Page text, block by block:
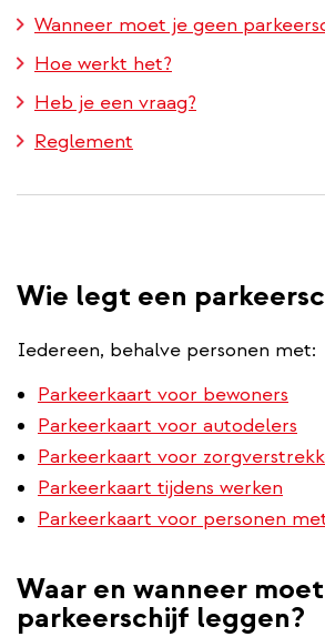
Wanneer moet je geen
Hoe werkt het?
Heb je een vraag?
Reglement
Wie legt een
Iedereen, behalve personen met:
Parkeerkaart voor bewoners
Parkeerkaart voor autodelers
Parkeerkaart voor
Parkeerkaart tijdens werken
Parkeerkaart voor personen
Waar en wanneer
parkeerschijf leggen?